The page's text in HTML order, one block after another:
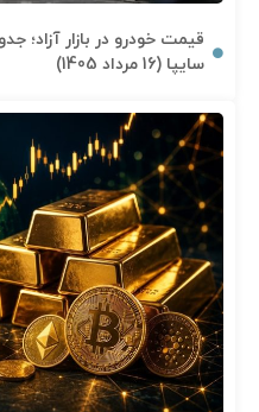
قیمت خودرو در بازار آزاد؛
سایپا (16 مرداد 1405)